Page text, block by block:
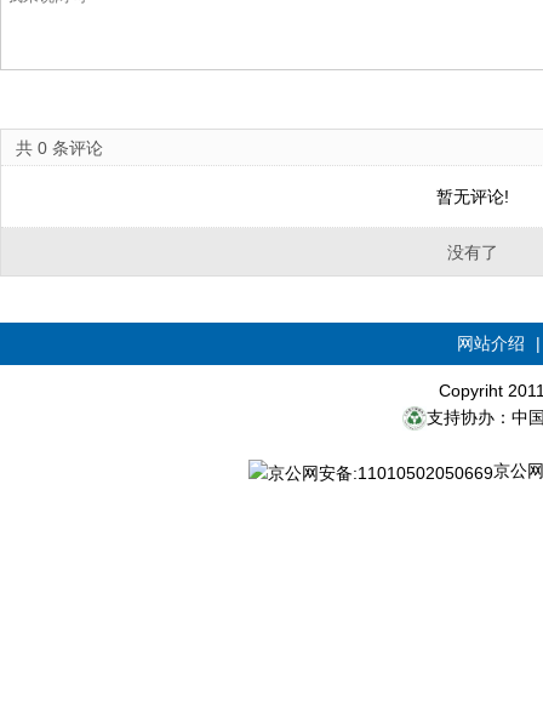
共 0 条评论
暂无评论!
没有了
网站介绍
Copyriht
支持协办：中
京公